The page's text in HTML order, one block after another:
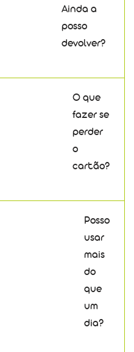
Ainda a
posso
devolver?
O que
fazer se
perder
o
cartão?
Posso
usar
mais
do
que
um
dia?